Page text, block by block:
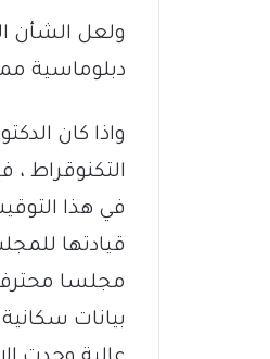
ولعل الشأن
دبلوماسية
واذا كان
التكنوقراط ،
في هذا
قيادتها
مجلسا محترف
بيانات